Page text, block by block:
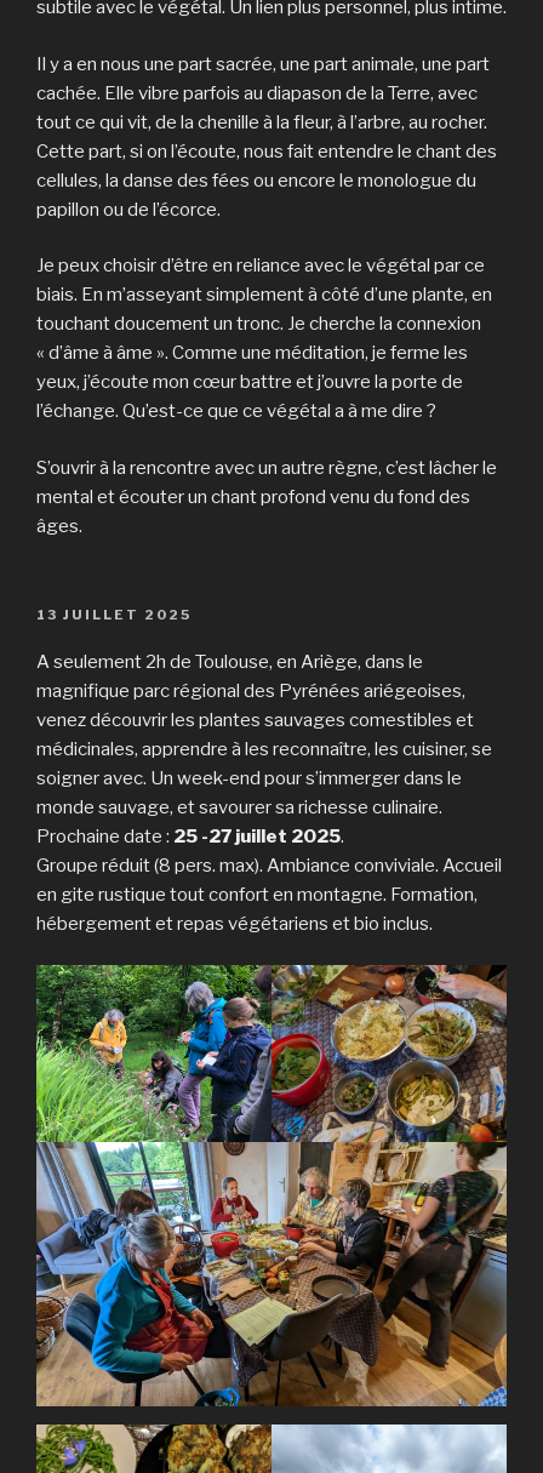
subtile avec le végétal. Un lien plus personnel, plus intime.
Il y a en nous une part sacrée, une part animale, une part
cachée. Elle vibre parfois au diapason de la Terre, avec
tout ce qui vit, de la chenille à la fleur, à l’arbre, au rocher.
Cette part, si on l’écoute, nous fait entendre le chant des
cellules, la danse des fées ou encore le monologue du
papillon ou de l’écorce.
Je peux choisir d’être en reliance avec le végétal par ce
biais. En m’asseyant simplement à côté d’une plante, en
touchant doucement un tronc. Je cherche la connexion
« d’âme à âme ». Comme une méditation, je ferme les
yeux, j’écoute mon cœur battre et j’ouvre la porte de
l’échange. Qu’est-ce que ce végétal a à me dire ?
S’ouvrir à la rencontre avec un autre règne, c’est lâcher le
mental et écouter un chant profond venu du fond des
âges.
PUBLIÉ
13 JUILLET 2025
A seulement 2h de Toulouse, en Ariège, dans le
magnifique parc régional des Pyrénées ariégeoises,
venez découvrir les plantes sauvages comestibles et
médicinales, apprendre à les reconnaître, les cuisiner, se
soigner avec. Un week-end pour s’immerger dans le
monde sauvage, et savourer sa richesse culinaire.
Prochaine date : 25 -27 juillet 2025.
Groupe réduit (8 pers. max). Ambiance conviviale. Accueil
en gite rustique tout confort en montagne. Formation,
hébergement et repas végétariens et bio inclus.